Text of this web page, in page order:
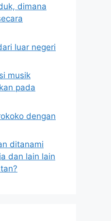
dimana
luar negeri
musik
pada
dengan
ditanami
dan lain lain